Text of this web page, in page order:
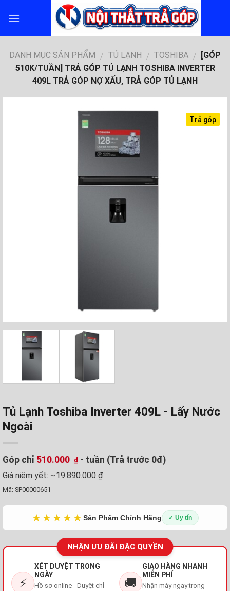
DANH MỤC SẢN PHẨM / TỦ LẠNH / TOSHIBA /
[GÓP
510K/TUẦN] TRẢ GÓP TỦ LẠNH TOSHIBA INVERTER
409L TRẢ GÓP NỢ XẤU, TRẢ GÓP TỦ LẠNH
Trả góp
Tủ Lạnh Toshiba Inverter 409L - Lấy Nước
Ngoài
Góp chỉ 510.000 ₫ - tuần (Trả trước 0đ)
Giá niêm yết: ~19.890.000 ₫
Mã: SP00000651
★★★★★Sản Phẩm Chính Hãng ✓ Uy tín
NHẬN ƯU ĐÃI ĐẶC QUYỀN
⚡
XÉT DUYỆT TRONG
NGÀY
Hồ sơ online - Duyệt chỉ
🚚
GIAO HÀNG NHANH
MIỄN PHÍ
Nhận máy ngay trong